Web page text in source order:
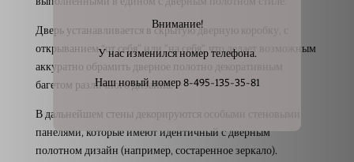
Дверь устанавливается в скрытую дверную коробку, с
открыванием “от себя” или "на себя", что делает возможным
аккуратно обрамить дверное полотно декоративным
багетом различного дизайна.
В дальнейшем стены декорируются особыми стеновыми
панелями, которые имеют идентичный с дверным
полотном дизайн (например, состаренное зеркало).
Внимание!
У нас изменился номер телефона.
Наш новый номер 8-495-135-35-81